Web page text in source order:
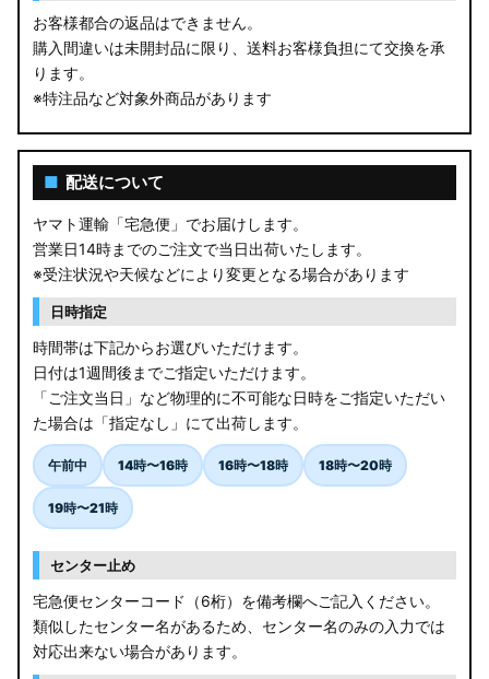
お客様都合の返品はできません。
購入間違いは未開封品に限り、送料お客様負担にて交換を承
ります。
※特注品など対象外商品があります
■ 配送について
ヤマト運輸「宅急便」でお届けします。
営業日14時までのご注文で当日出荷いたします。
※受注状況や天候などにより変更となる場合があります
日時指定
時間帯は下記からお選びいただけます。
日付は1週間後までご指定いただけます。
「ご注文当日」など物理的に不可能な日時をご指定いただい
た場合は「指定なし」にて出荷します。
午前中 14時〜16時 16時〜18時 18時〜20時
19時〜21時
センター止め
宅急便センターコード（6桁）を備考欄へご記入ください。
類似したセンター名があるため、センター名のみの入力では
対応出来ない場合があります。